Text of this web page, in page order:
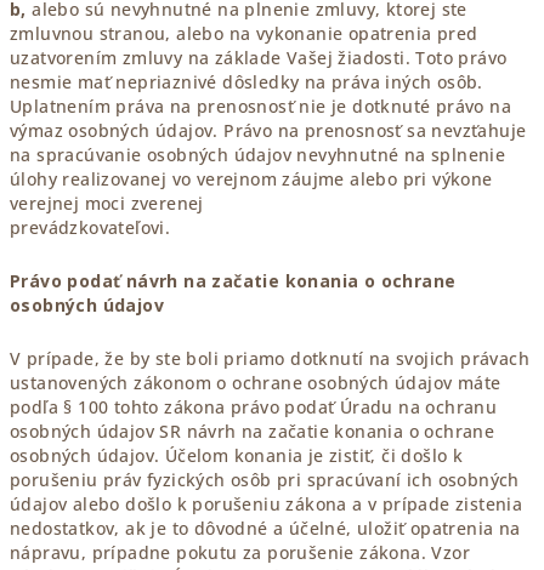
b, alebo sú nevyhnutné na plnenie zmluvy, ktorej ste
zmluvnou stranou, alebo na vykonanie opatrenia pred
uzatvorením zmluvy na základe Vašej žiadosti. Toto právo
nesmie mať nepriaznivé dôsledky na práva iných osôb.
Uplatnením práva na prenosnosť nie je dotknuté právo na
výmaz osobných údajov. Právo na prenosnosť sa nevzťahuje
na spracúvanie osobných údajov nevyhnutné na splnenie
úlohy realizovanej vo verejnom záujme alebo pri výkone
verejnej moci zverenej
prevádzkovateľovi.
Právo podať návrh na začatie konania o ochrane
osobných údajov
V prípade, že by ste boli priamo dotknutí na svojich právach
ustanovených zákonom o ochrane osobných údajov máte
podľa § 100 tohto zákona právo podať Úradu na ochranu
osobných údajov SR návrh na začatie konania o ochrane
osobných údajov. Účelom konania je zistiť, či došlo k
porušeniu práv fyzických osôb pri spracúvaní ich osobných
údajov alebo došlo k porušeniu zákona a v prípade zistenia
nedostatkov, ak je to dôvodné a účelné, uložiť opatrenia na
nápravu, prípadne pokutu za porušenie zákona. Vzor